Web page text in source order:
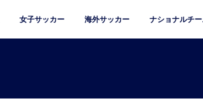
女子サッカー 海外サッカー ナショナルチー